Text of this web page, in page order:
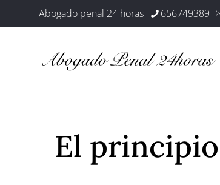
Abogado penal 24 horas 656749389
El